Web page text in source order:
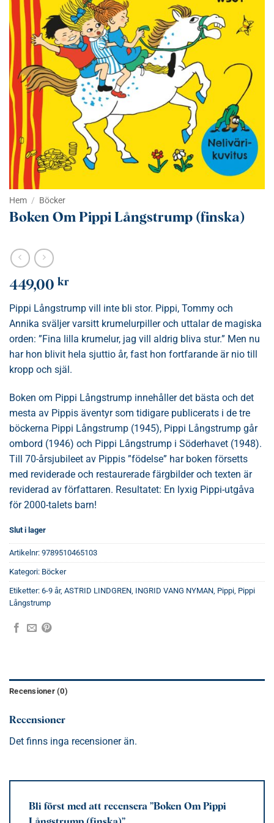
Hem / Böcker
Boken Om Pippi Långstrump (finska)
449,00 kr
Pippi Långstrump vill inte bli stor. Pippi, Tommy och
Annika sväljer varsitt krumelurpiller och uttalar de magiska
orden: ”Fina lilla krumelur, jag vill aldrig bliva stur.” Men nu
har hon blivit hela sjuttio år, fast hon fortfarande är nio till
kropp och själ.
Boken om Pippi Långstrump innehåller det bästa och det
mesta av Pippis äventyr som tidigare publicerats i de tre
böckerna Pippi Långstrump (1945), Pippi Långstrump går
ombord (1946) och Pippi Långstrump i Söderhavet (1948).
Till 70-årsjubileet av Pippis ”födelse” har boken försetts
med reviderade och restaurerade färgbilder och texten är
reviderad av författaren. Resultatet: En lyxig Pippi-utgåva
för 2000-talets barn!
Slut i lager
Artikelnr: 9789510465103
Kategori: Böcker
Etiketter: 6-9 år, ASTRID LINDGREN INGRID VANG NYMAN Pippi Pippi
Långstrump
Recensioner (0)
Recensioner
Det finns inga recensioner än.
Bli först med att recensera ”Boken Om Pippi